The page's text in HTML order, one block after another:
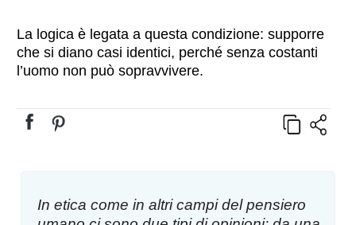
La logica è legata a questa condizione: supporre
che si diano casi identici, perché senza costanti
l’uomo non può sopravvivere.
In etica come in altri campi del pensiero